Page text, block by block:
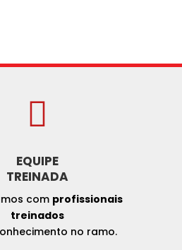

EQUIPE
TREINADA
com profissionais
treinados
no ramo.